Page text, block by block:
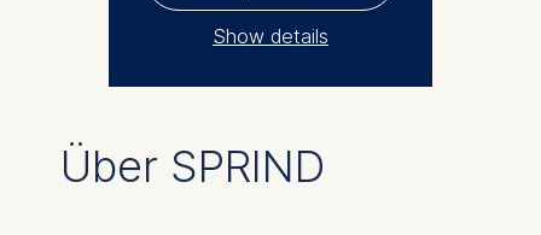
Über SPRIND
Show details
The controller responsible
ESMT European School of